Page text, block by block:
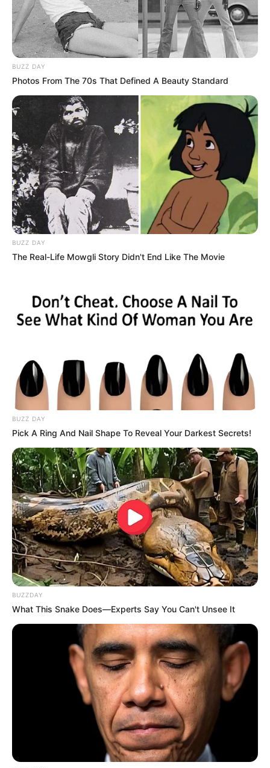
BUZZ DAY
Photos From The 70s That Defined A Beauty Standard
BUZZ DAY
The Real-Life Mowgli Story Didn't End Like The Movie
BUZZ DAY
Pick A Ring And Nail Shape To Reveal Your Darkest Secrets!
BUZZDAY
What This Snake Does—Experts Say You Can't Unsee It